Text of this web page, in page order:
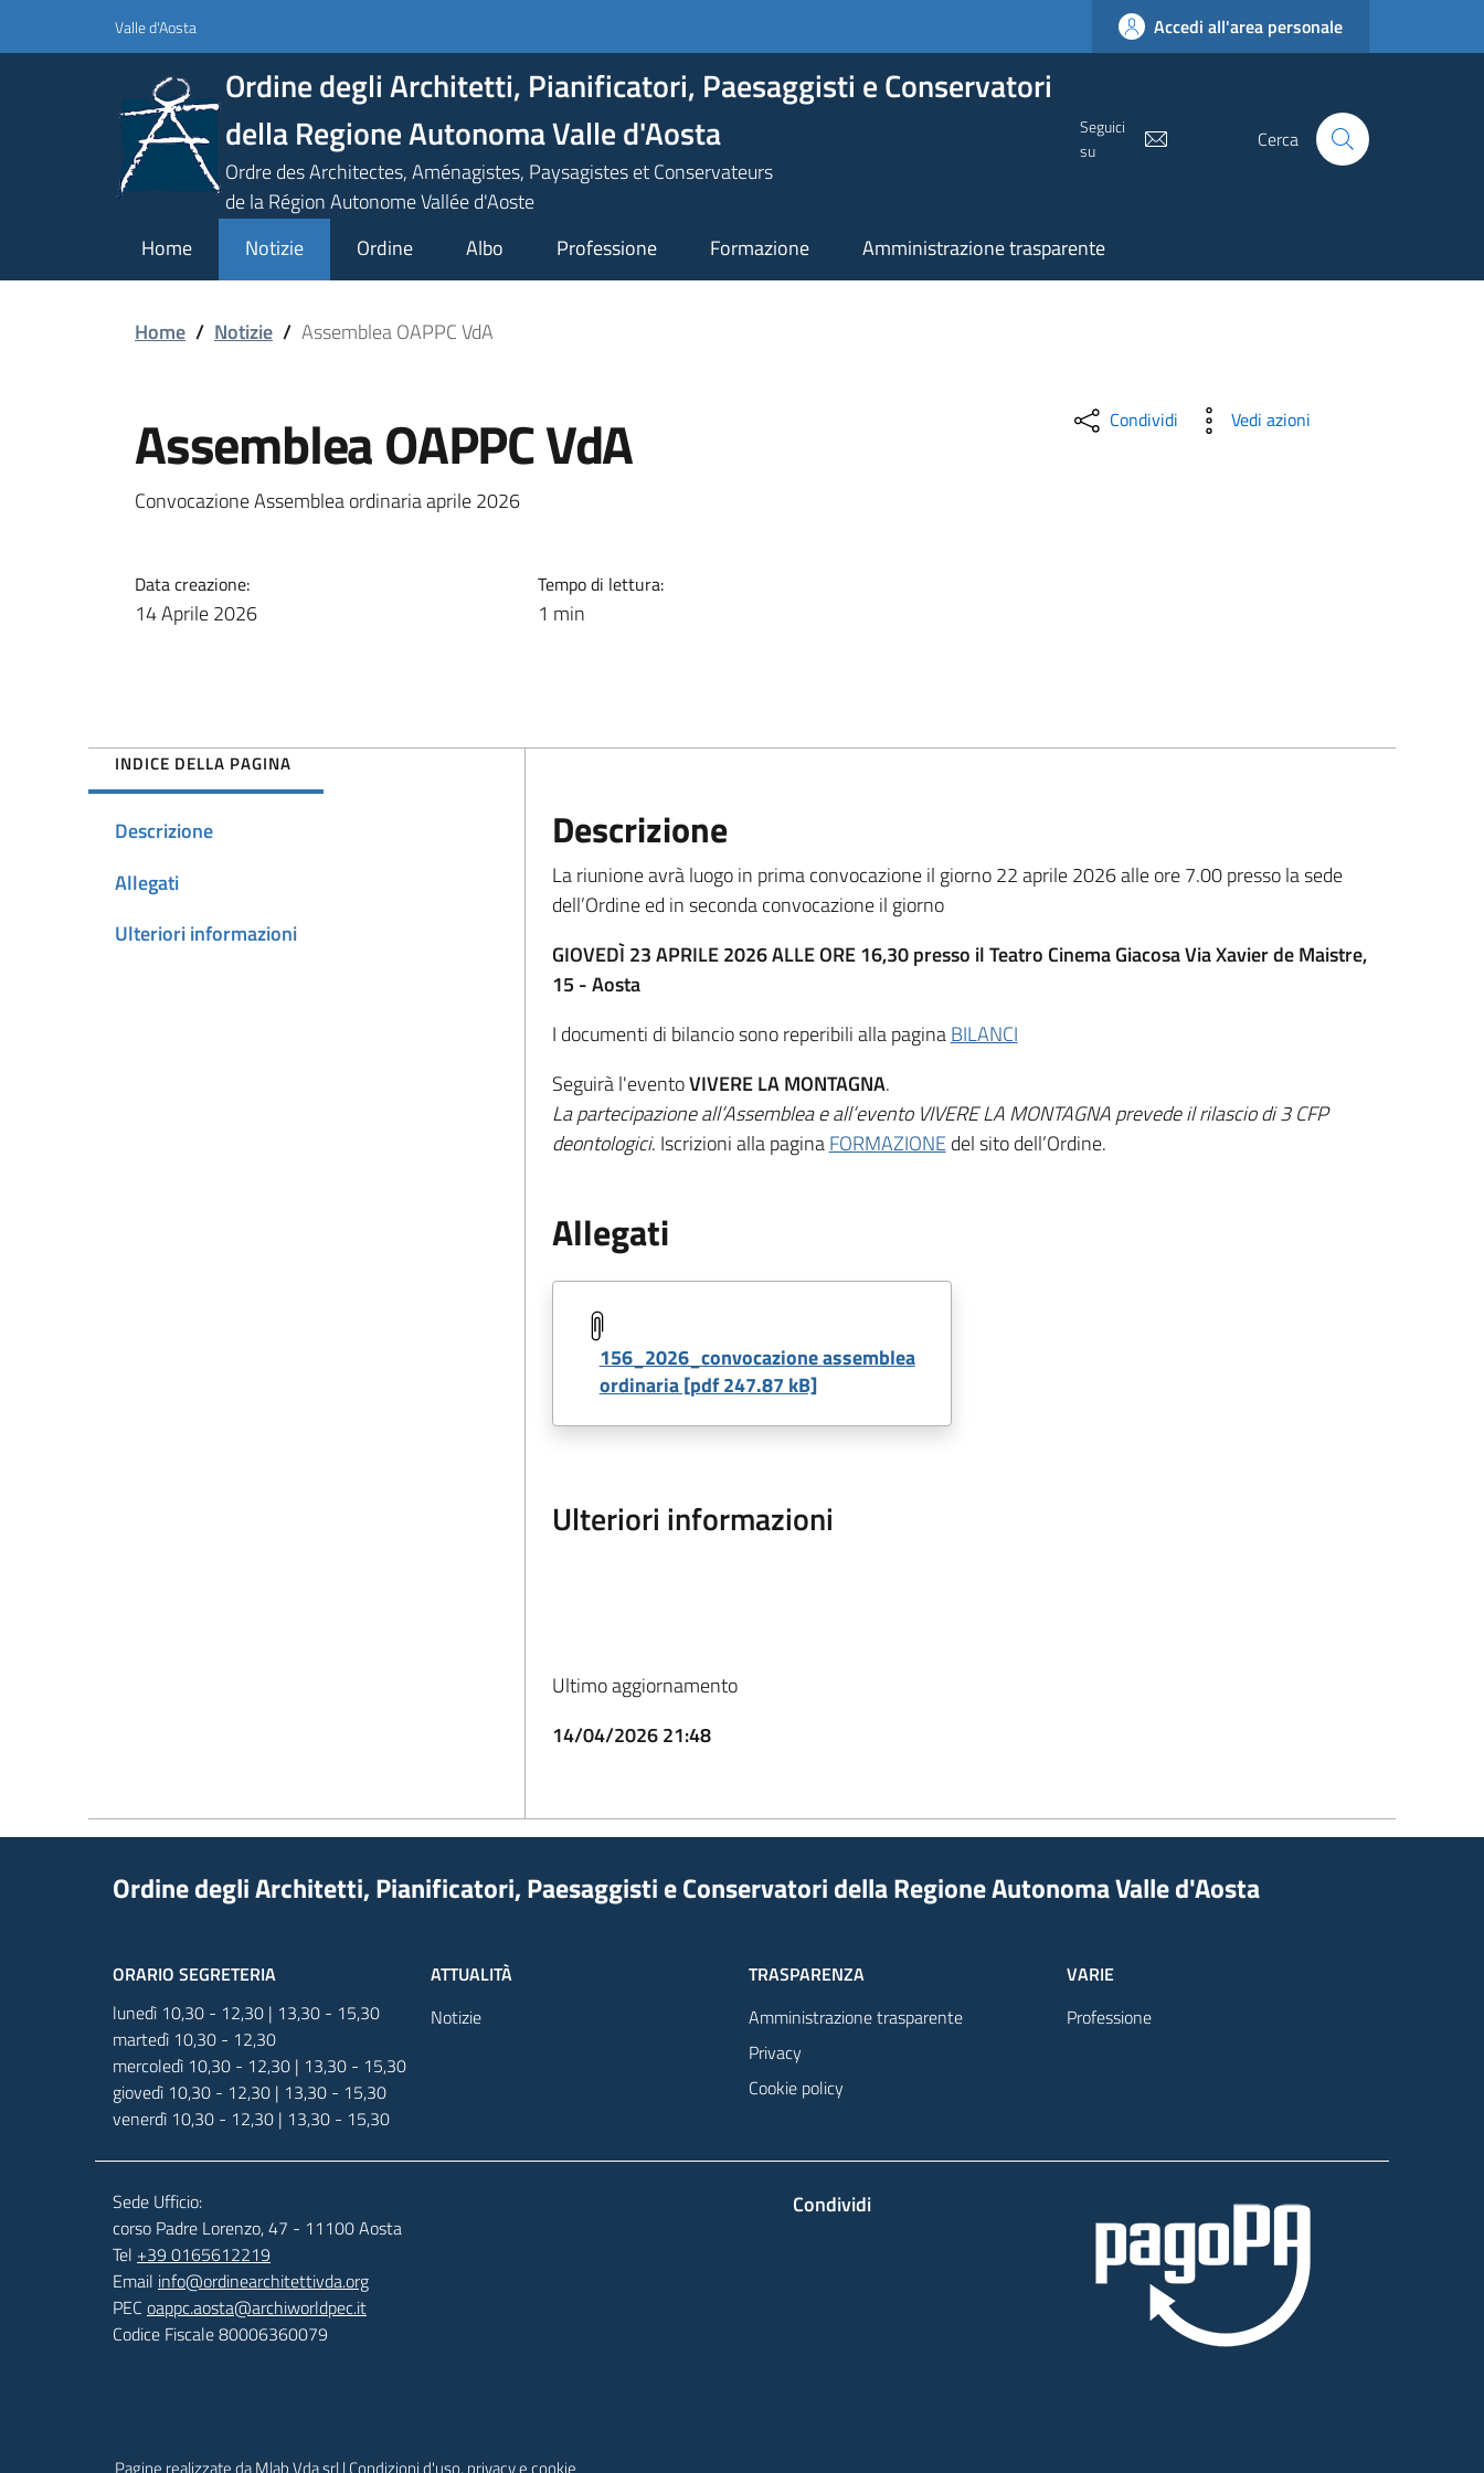
Valle d'Aosta Accedi all'area personale
Ordine degli Architetti, Pianificatori, Paesaggisti e Conservatori
della Regione Autonoma Valle d'Aosta
Ordre des Architectes, Aménagistes, Paysagistes et Conservateurs
de la Région Autonome Vallée d'Aoste
Seguici
su
Cerca
Home Notizie Ordine Albo Professione Formazione Amministrazione trasparente
Home / Notizie / Assemblea OAPPC VdA
Assemblea OAPPC VdA
Convocazione Assemblea ordinaria aprile 2026
Data creazione:
14 Aprile 2026
Tempo di lettura:
1 min
Condividi Vedi azioni
INDICE DELLA PAGINA
Descrizione
Allegati
Ulteriori informazioni
Descrizione
La riunione avrà luogo in prima convocazione il giorno 22 aprile 2026 alle ore 7.00 presso la sede
dell’Ordine ed in seconda convocazione il giorno
GIOVEDÌ 23 APRILE 2026 ALLE ORE 16,30 presso il Teatro Cinema Giacosa Via Xavier de Maistre,
15 - Aosta
I documenti di bilancio sono reperibili alla paginaBILANCI
Seguirà l'eventoVIVERE LA MONTAGNA.
La partecipazione all’Assemblea e all’evento VIVERE LA MONTAGNA prevede il rilascio di 3 CFP
deontologici. Iscrizioni alla paginaFORMAZIONE del sito dell’Ordine.
Allegati
156_2026_convocazione assemblea
ordinaria [pdf 247.87 kB]
Ulteriori informazioni
Ultimo aggiornamento
14/04/2026 21:48
Ordine degli Architetti, Pianificatori, Paesaggisti e Conservatori della Regione Autonoma Valle d'Aosta
ORARIO SEGRETERIA
lunedì 10,30 - 12,30 | 13,30 - 15,30
martedì 10,30 - 12,30
mercoledì 10,30 - 12,30 | 13,30 - 15,30
giovedì 10,30 - 12,30 | 13,30 - 15,30
venerdì 10,30 - 12,30 | 13,30 - 15,30
ATTUALITÀ
Notizie
TRASPARENZA
Amministrazione trasparente
Privacy
Cookie policy
VARIE
Professione
Sede Ufficio:
corso Padre Lorenzo, 47 - 11100 Aosta
Tel +39 0165612219
Email info@ordinearchitettivda.org
PEC oappc.aosta@archiworldpec.it
Codice Fiscale 80006360079
Condividi